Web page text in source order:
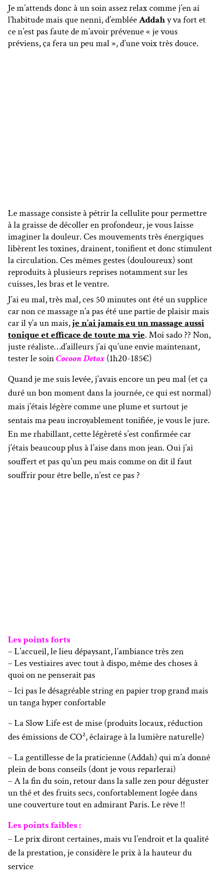
Je m’attends donc à un soin assez relax comme j’en ai
l’habitude mais que nenni, d’embléeAddahy va fort et
ce n’est pas faute de m’avoir prévenue « je vous
préviens, ça fera un peu mal », d’une voix très douce.
Le massage consiste à pétrir la cellulite pour permettre
à la graisse de décoller en profondeur, je vous laisse
imaginer la douleur. Ces mouvements très énergiques
libèrent les toxines, drainent, tonifient et donc stimulent
la circulation. Ces mêmes gestes (douloureux) sont
reproduits à plusieurs reprises notamment sur les
cuisses, les bras et le ventre.
J’ai eu mal, très mal, ces 50 minutes ont été un supplice
car non ce massage n’a pas été une partie de plaisir mais
car il y’a un mais,je n’ai jamais eu un massage aussi
tonique et efficace de toute ma vie. Moi sado ?? Non,
juste réaliste…d’ailleurs j’ai qu’une envie maintenant,
tester le soinCocoon Detox (1h20-185€)
Quand je me suis levée, j’avais encore un peu mal (et ça
duré un bon moment dans la journée, ce qui est normal)
mais j’étais légère comme une plume et surtout je
sentais ma peau incroyablement tonifiée, je vous le jure.
En me rhabillant, cette légèreté s’est confirmée car
j’étais beaucoup plus à l’aise dans mon jean. Oui j’ai
souffert et pas qu’un peu mais comme on dit il faut
souffrir pour être belle, n’est ce pas ?
Les points forts
– L’accueil, le lieu dépaysant, l’ambiance très zen
– Les vestiaires avec tout à dispo, même des choses à
quoi on ne penserait pas
– Ici pas le désagréable string en papier trop grand mais
un tanga hyper confortable
– La Slow Life est de mise (produits locaux, réduction
des émissions de CO², éclairage à la lumière naturelle)
– La gentillesse de la praticienne (Addah) qui m’a donné
plein de bons conseils (dont je vous reparlerai)
– A la fin du soin, retour dans la salle zen pour déguster
un thé et des fruits secs, confortablement logée dans
une couverture tout en admirant Paris. Le rêve !!
Les points faibles :
– Le prix diront certaines, mais vu l’endroit et la qualité
de la prestation, je considère le prix à la hauteur du
service